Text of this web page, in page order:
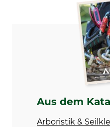
Verkehrssicherheit und
Aus dem
Arboristik &